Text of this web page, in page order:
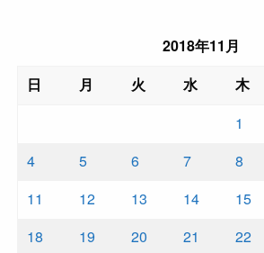
2018年11月
日
月 火 水 木
1
4
5 6 7 8
11
12 13 14 15
18
19 20 21 22